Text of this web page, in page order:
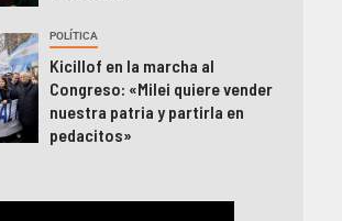
POLÍTICA
Kicillof en la marcha al
Congreso: «Milei quiere vender
nuestra patria y partirla en
pedacitos»